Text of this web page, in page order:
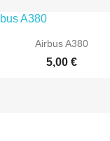
Aperçu rapide
Airbus A380
5,00 €